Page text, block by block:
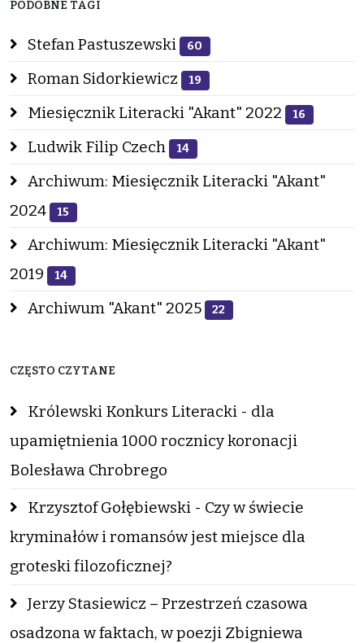
PODOBNE TAGI
Stefan Pastuszewski 60
Roman Sidorkiewicz 19
Miesięcznik Literacki "Akant" 2022 16
Ludwik Filip Czech 14
Archiwum: Miesięcznik Literacki "Akant"
2024
15
Archiwum: Miesięcznik Literacki "Akant"
2019
14
Archiwum "Akant" 2025 22
CZĘSTO CZYTANE
Królewski Konkurs Literacki - dla
upamiętnienia 1000 rocznicy koronacji
Bolesława Chrobrego
Krzysztof Gołębiewski - Czy w świecie
kryminałów i romansów jest miejsce dla
groteski filozoficznej?
Jerzy Stasiewicz – Przestrzeń czasowa
osadzona w faktach, w poezji Zbigniewa